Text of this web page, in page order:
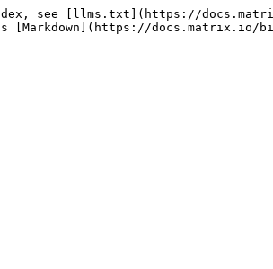
see [llms.txt](https://
[Markdown](https://docs.matrix.io/